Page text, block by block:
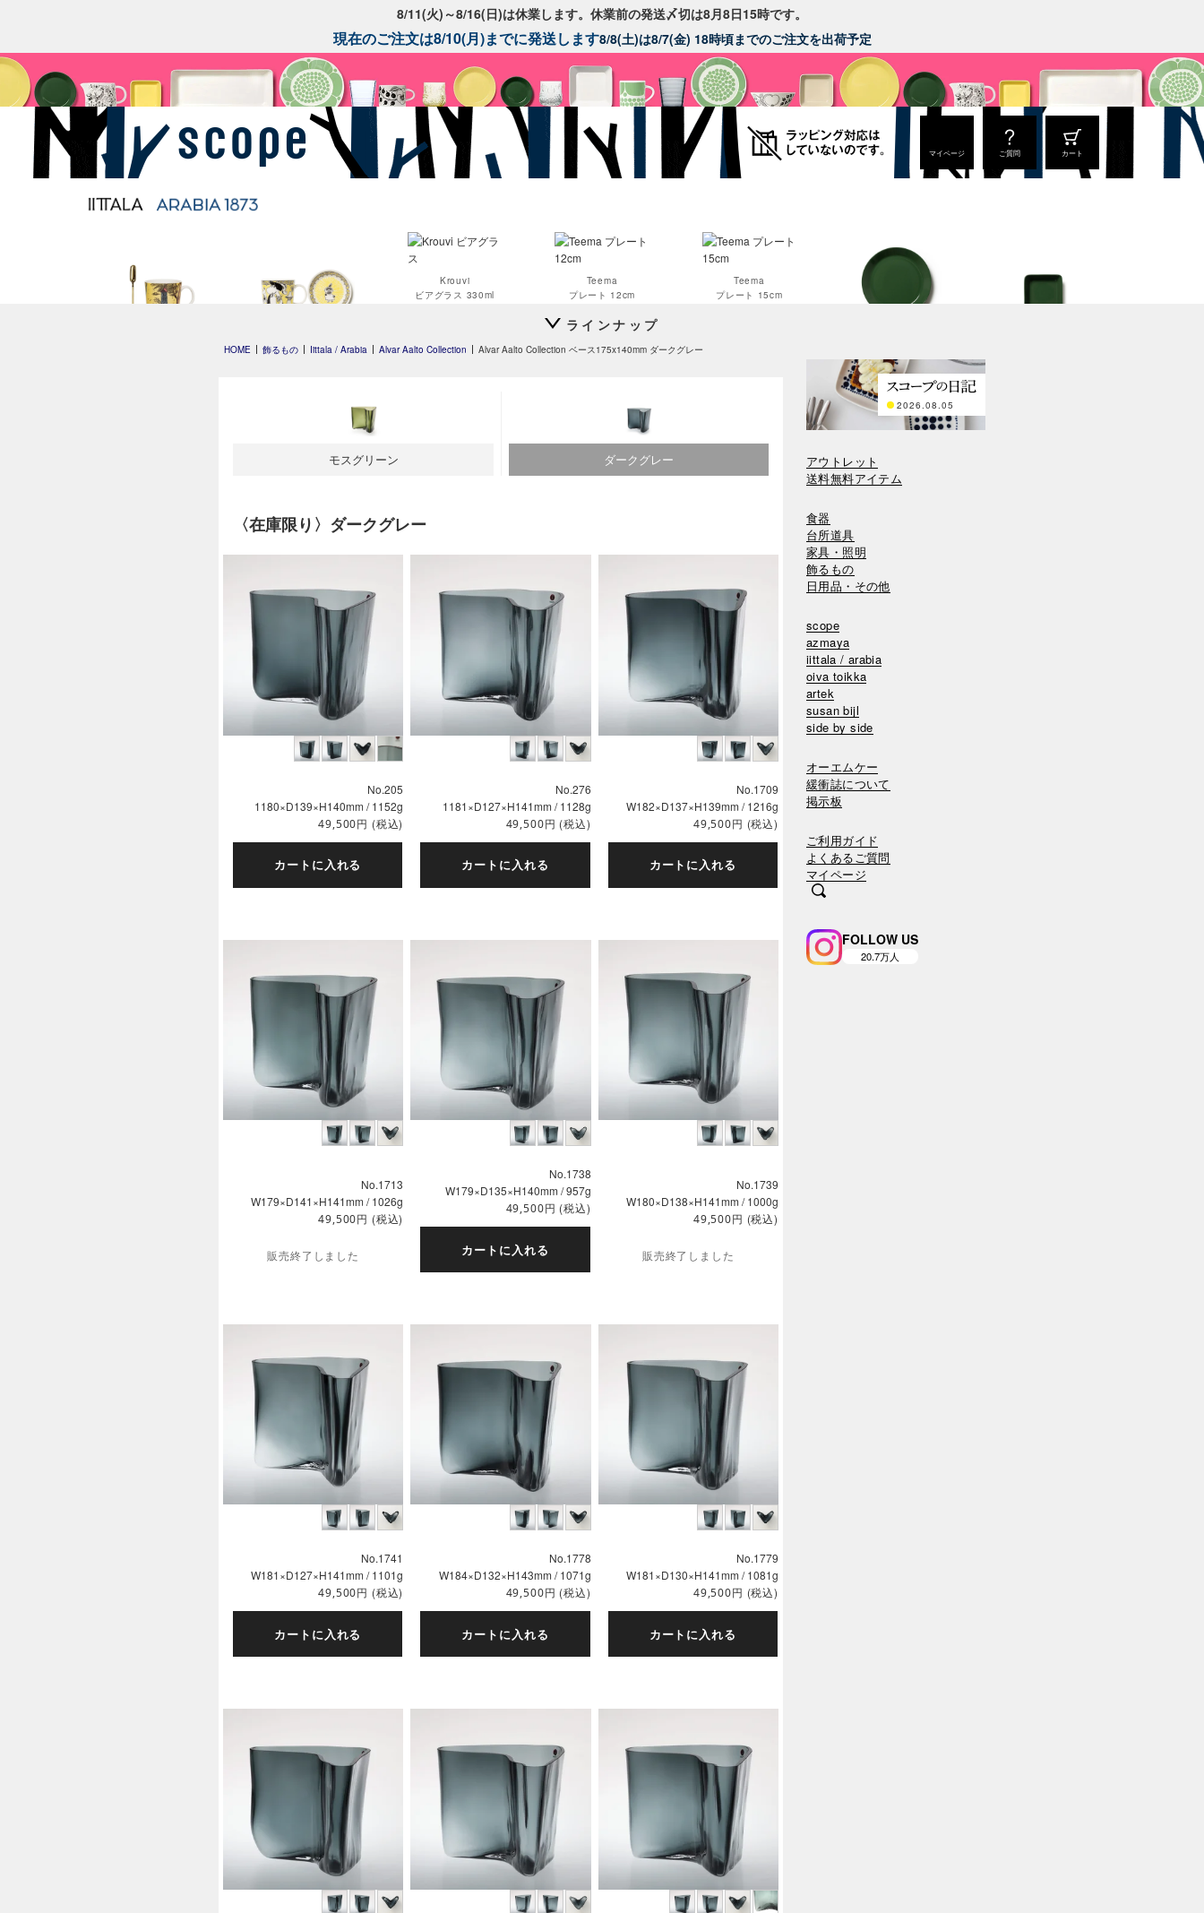
8/11(火)～8/16(日)は休業します。休業前の発送〆切は8月8日15時です。
現在のご注文は8/10(月)までに発送します8/8(土)は8/7(金) 18時頃までのご注文を出荷予定
マイページ ご質問 カート
Krouvi
ビアグラス 330ml
Teema
プレート 12cm
Teema
プレート 15cm
ラインナップ
HOME 飾るもの Iittala / Arabia Alvar Aalto Collection Alvar Aalto Collection ベース175x140mm ダークグレー
モスグリーン ダークグレー
〈在庫限り〉ダークグレー
No.205
1180×D139×H140mm / 1152g
49,500円 (税込)
カートに入れる
No.276
1181×D127×H141mm / 1128g
49,500円 (税込)
カートに入れる
No.1709
W182×D137×H139mm / 1216g
49,500円 (税込)
カートに入れる
No.1713
W179×D141×H141mm / 1026g
49,500円 (税込)
販売終了しました
No.1738
W179×D135×H140mm / 957g
49,500円 (税込)
カートに入れる
No.1739
W180×D138×H141mm / 1000g
49,500円 (税込)
販売終了しました
No.1741
W181×D127×H141mm / 1101g
49,500円 (税込)
カートに入れる
No.1778
W184×D132×H143mm / 1071g
49,500円 (税込)
カートに入れる
No.1779
W181×D130×H141mm / 1081g
49,500円 (税込)
カートに入れる
2026.08.05
アウトレット
送料無料アイテム
食器
台所道具
家具・照明
飾るもの
日用品・その他
scope
azmaya
iittala / arabia
oiva toikka
artek
susan bijl
side by side
オーエムケー
緩衝誌について
掲示板
ご利用ガイド
よくあるご質問
マイページ
FOLLOW US